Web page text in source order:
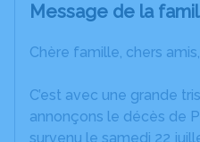
Message de la
Chère famille, chers amis,
C’est avec une grande
annonçons le décès de
survenu le samedi 22